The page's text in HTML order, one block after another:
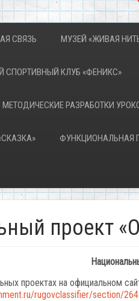
СВЯЗЬ МУЗЕЙ «ЖИВАЯ
СПОРТИВНЫЙ КЛУБ «ФЕНИКС»
МЕТОДИЧЕСКИЕ РАЗРАБОТКИ
ФУНКЦИОНАЛЬНАЯ
проект
проектах на официальном
rugovclassifier/section/